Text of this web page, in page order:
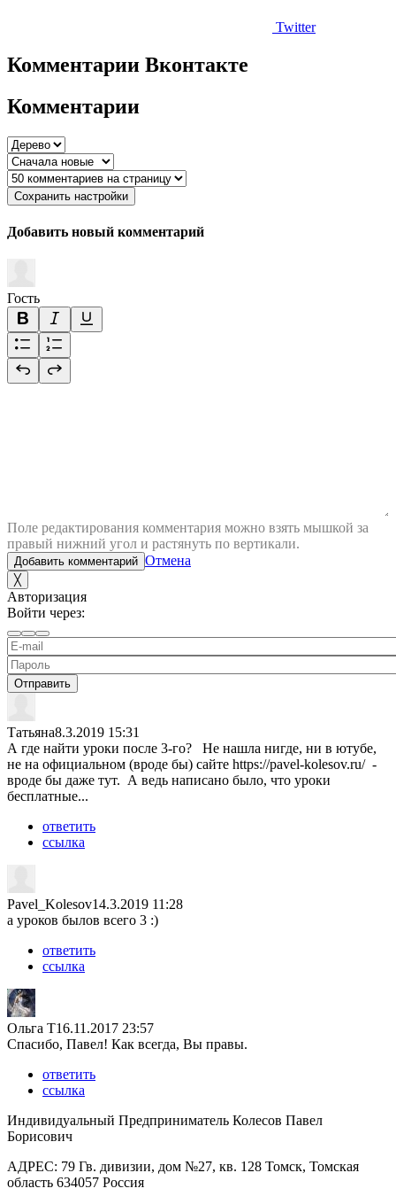
Twitter
Комментарии Вконтакте
Комментарии
Сохранить настройки
Добавить новый комментарий
Гость
Поле редактирования комментария можно взять мышкой за
правый нижний угол и растянуть по вертикали.
Добавить комментарий Отмена
╳
Авторизация
Войти через:
Отправить
Татьяна8.3.2019 15:31
А где найти уроки после 3-го? Не нашла нигде, ни в ютубе,
не на официальном (вроде бы) сайте https://pavel-kolesov.ru/ -
вроде бы даже тут. А ведь написано было, что уроки
бесплатные...
ответить
ссылка
Pavel_Kolesov14.3.2019 11:28
а уроков былов всего 3 :)
ответить
ссылка
Ольга Т16.11.2017 23:57
Спасибо, Павел! Как всегда, Вы правы.
ответить
ссылка
Индивидуальный Предприниматель Колесов Павел
Борисович
AДРЕС: 79 Гв. дивизии, дом №27, кв. 128 Томск, Томская
область 634057 Россия